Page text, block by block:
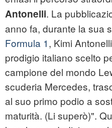
Antonelli. La
anno fa, durante la sua
Formula 1, Kimi
prodigio italiano scelto
campione del mondo
scuderia Mercedes,
al suo primo podio a
maturità. (Li superò)".